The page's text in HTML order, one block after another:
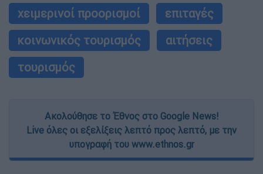
χειμερινοί προορισμοί
επιταγές
κοινωνικός τουρισμός
αιτήσεις
τουρισμός
Ακολούθησε το Έθνος στο Google News!
Live όλες οι εξελίξεις λεπτό προς λεπτό, με την
υπογραφή του www.ethnos.gr